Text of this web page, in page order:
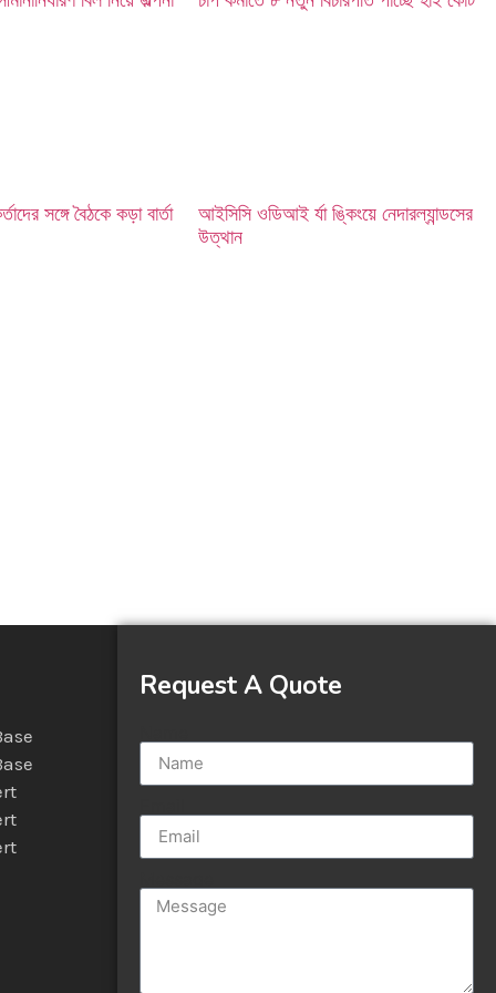
সঙ্গে বৈঠকে কড়া বার্তা
আইসিসি ওডিআই র্যা ঙ্কিংয়ে নেদারল্যান্ডসের
উত্থান
Request A Quote